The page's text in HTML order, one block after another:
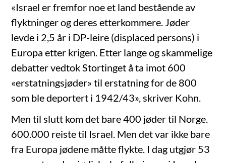
«Israel er fremfor noe et land bestående av
flyktninger og deres etterkommere. Jøder
levde i 2,5 år i DP-leire (displaced persons) i
Europa etter krigen. Etter lange og skammelige
debatter vedtok Stortinget å ta imot 600
«erstatningsjøder» til erstatning for de 800
som ble deportert i 1942/43», skriver Kohn.
Men til slutt kom det bare 400 jøder til Norge.
600.000 reiste til Israel. Men det var ikke bare
fra Europa jødene måtte flykte. I dag utgjør 53